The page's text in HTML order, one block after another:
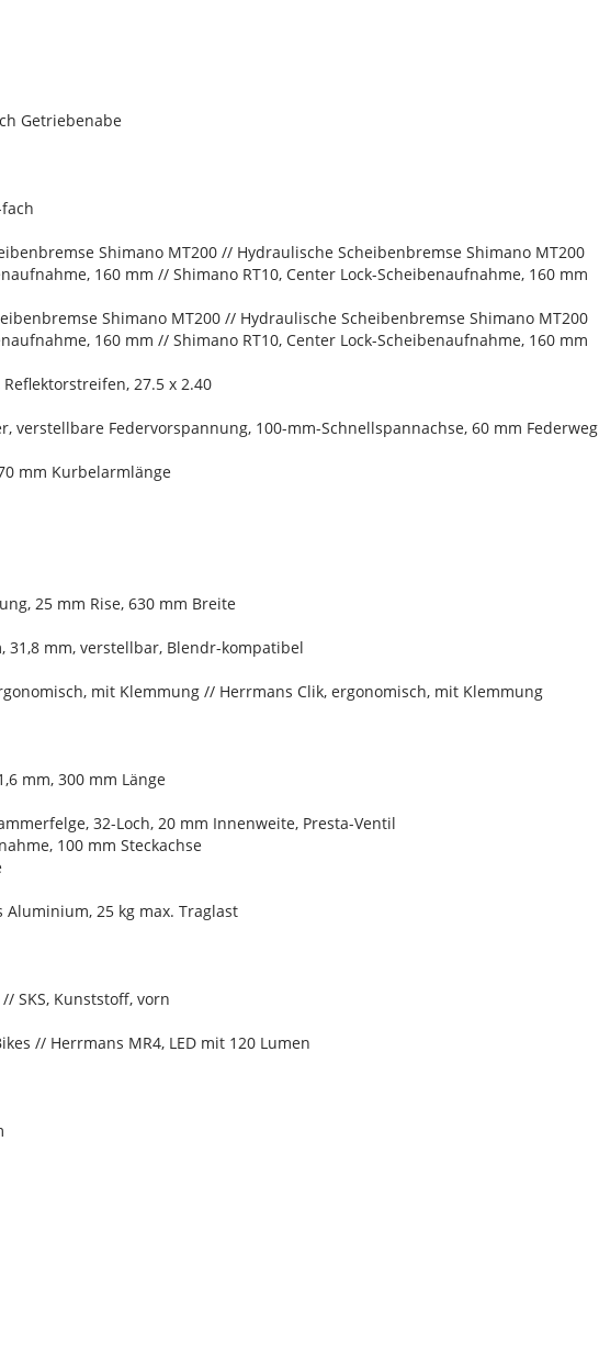
Getriebenabe
Shimano MT200 // Hydraulische Scheibenbremse Shimano MT200
160 mm // Shimano RT10, Center Lock-Scheibenaufnahme, 160 mm
Shimano MT200 // Hydraulische Scheibenbremse Shimano MT200
160 mm // Shimano RT10, Center Lock-Scheibenaufnahme, 160 mm
27.5 x 2.40
verstellbare Federvorspannung, 100-mm-Schnellspannachse, 60 mm Federweg
mm Kurbelarmlänge
25 mm Rise, 630 mm Breite
mm, verstellbar, Blendr-kompatibel
mit Klemmung // Herrmans Clik, ergonomisch, mit Klemmung
mm, 300 mm Länge
32-Loch, 20 mm Innenweite, Presta-Ventil
100 mm Steckachse
Aluminium, 25 kg max. Traglast
SKS, Kunststoff, vorn
// Herrmans MR4, LED mit 120 Lumen